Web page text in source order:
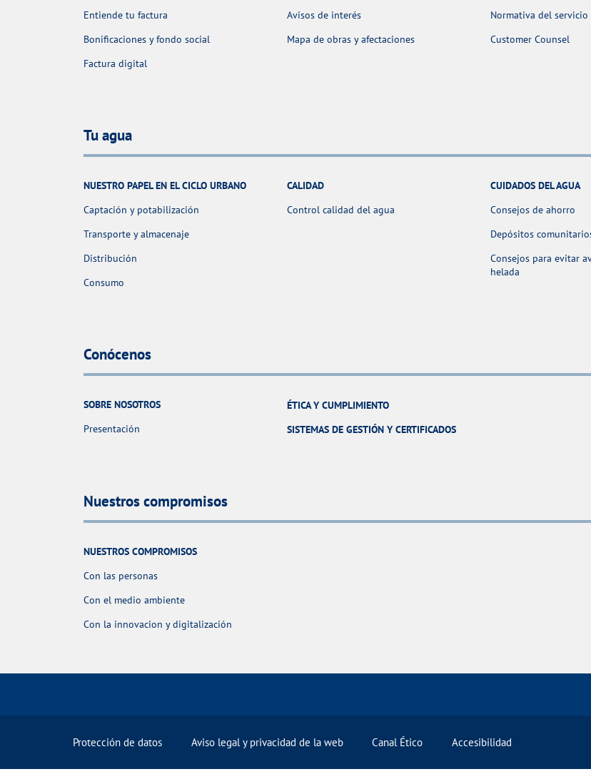
Entiende tu factura
Bonificaciones y fondo social
Factura digital
Avisos de interés
Mapa de obras y afectaciones
Normativa del servicio
Customer Counsel
Tu agua
NUESTRO PAPEL EN EL CICLO URBANO
Captación y potabilización
Transporte y almacenaje
Distribución
Consumo
CALIDAD
Control calidad del agua
CUIDADOS DEL AGUA
Consejos de ahorro
Depósitos
Consejos para evitar
helada
Conócenos
SOBRE NOSOTROS
Presentación
ÉTICA Y CUMPLIMIENTO
SISTEMAS DE GESTIÓN Y CERTIFICADOS
Nuestros compromisos
NUESTROS COMPROMISOS
Con las personas
Con el medio ambiente
Con la innovacion y digitalización
Protección de datos Aviso legal y privacidad de la web Canal Ético Accesibilidad